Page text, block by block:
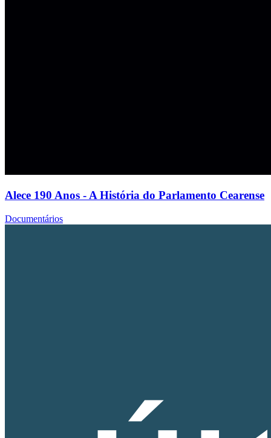
Alece 190 Anos - A História do Parlamento Cearense
Documentários